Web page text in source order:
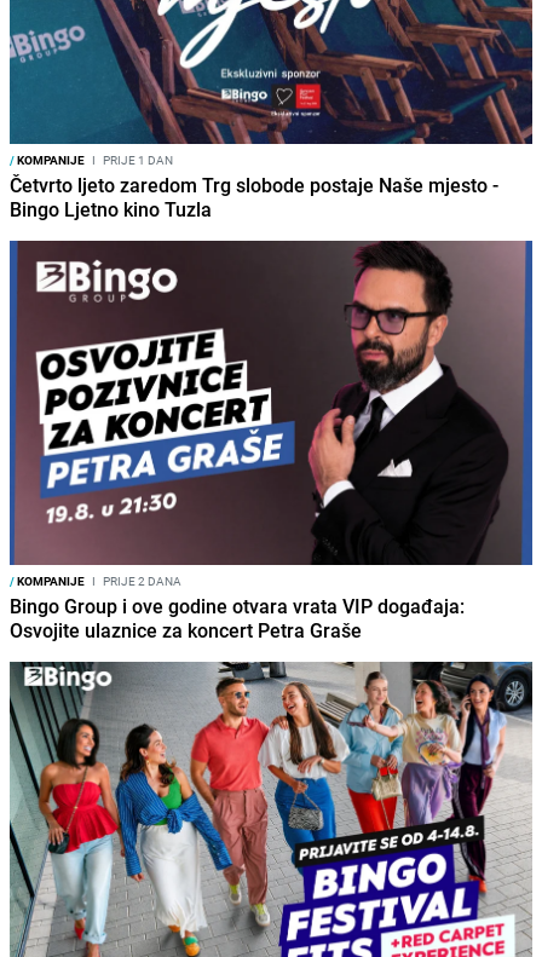
/KOMPANIJE I PRIJE 1 DAN
Četvrto ljeto zaredom Trg slobode postaje Naše mjesto -
Bingo Ljetno kino Tuzla
/KOMPANIJE I PRIJE 2 DANA
Bingo Group i ove godine otvara vrata VIP događaja:
Osvojite ulaznice za koncert Petra Graše